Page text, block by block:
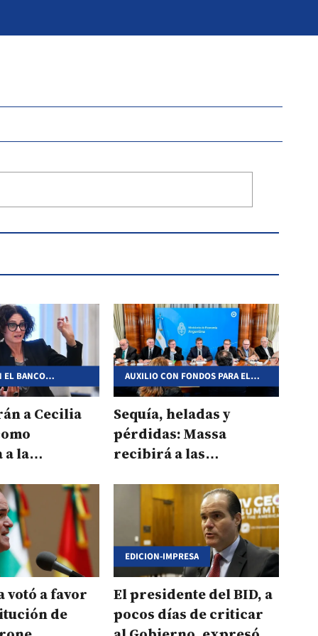
EL BANCO
a Cecilia
a la
AUXILIO CON FONDOS PARA EL
SECTOR PRODUCTIVO
Sequía, heladas y
pérdidas: Massa
recibirá a las
votó a favor
de
EDICION-IMPRESA
El presidente del BID, a
pocos días de criticar